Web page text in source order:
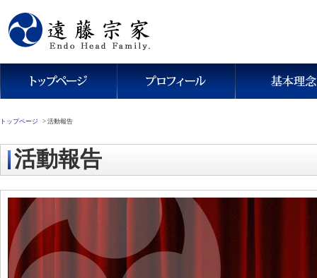
トップページ > 活動報告
活動報告